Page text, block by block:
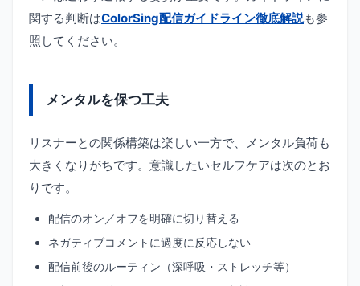
関する判断はColorSing配信ガイドライン徹底解説も参
照してください。
メンタルを保つ工夫
リスナーとの関係構築は楽しい一方で、メンタル負荷も
大きくなりがちです。意識したいセルフケアは次のとお
りです。
配信のオン／オフを明確に切り替える
ネガティブコメントに過度に反応しない
配信前後のルーティン（深呼吸・ストレッチ等）